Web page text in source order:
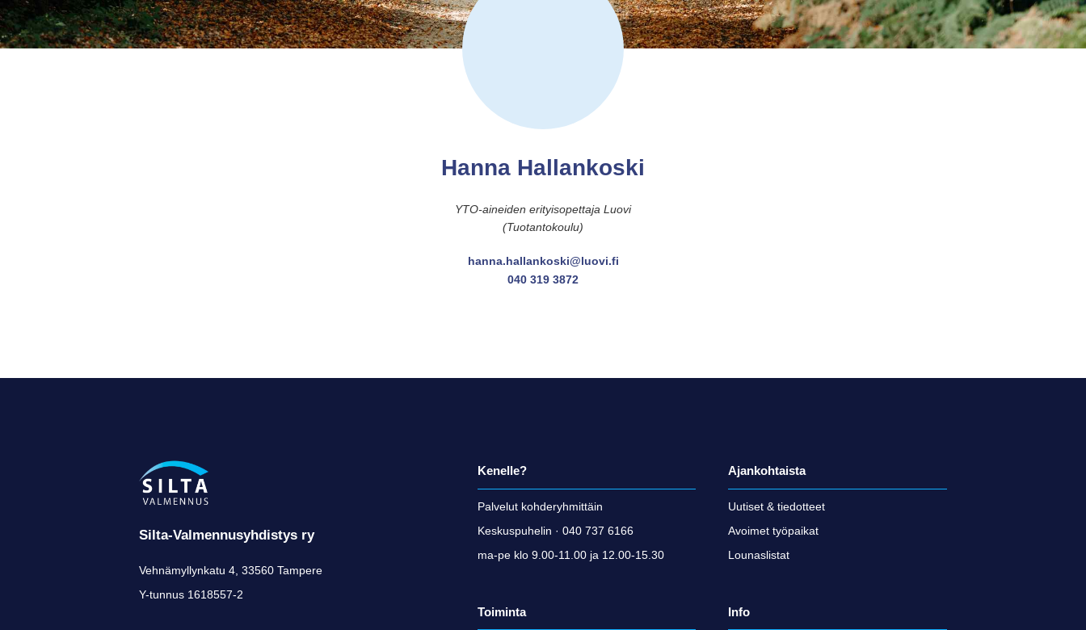
Hanna Hallankoski
YTO-aineiden erityisopettaja Luovi
(Tuotantokoulu)
hanna.hallankoski@luovi.fi
040 319 3872
Silta-Valmennusyhdistys ry
Vehnämyllynkatu 4, 33560 Tampere
Y-tunnus 1618557-2
Kenelle?
Palvelut kohderyhmittäin
Keskuspuhelin · 040 737 6166
ma-pe klo 9.00-11.00 ja 12.00-15.30
Toiminta
Ajankohtaista
Uutiset & tiedotteet
Avoimet työpaikat
Lounaslistat
Info